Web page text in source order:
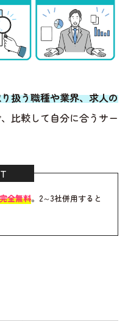
扱う職種や業界、求人の
比較して自分に合うサー
全無料。2～3社併用すると